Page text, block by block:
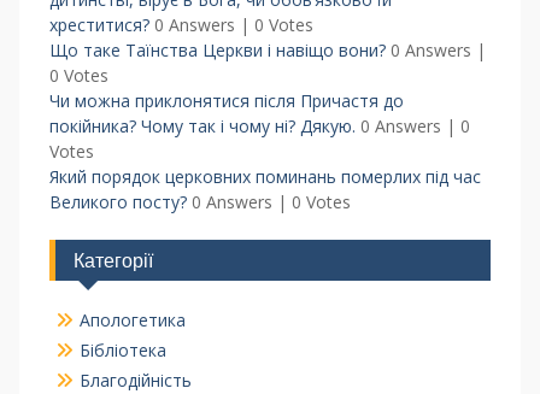
хреститися? 0 Answers | 0 Votes
Що таке Таїнства Церкви і навіщо вони? 0 Answers |
0 Votes
Чи можна приклонятися після Причастя до
покійника? Чому так і чому ні? Дякую. 0 Answers | 0
Votes
Який порядок церковних поминань померлих під час
Великого посту? 0 Answers | 0 Votes
Категорії
Апологетика
Бібліотека
Благодійність